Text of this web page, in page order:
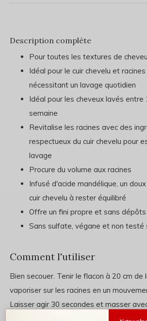
Description complète
Pour toutes les textures de
Idéal pour le cuir chevelu et
nécessitant un lavage quotidien
Idéal pour les cheveux lavés entre
semaine
Revitalise les racines avec des
respectueux du cuir chevelu pour
lavage
Procure du volume aux racines
Infusé d'acide mandélique, un
cuir chevelu à rester équilibré
Offre un fini propre et sans dépôts
Sans sulfate, végane et non testé
Comment l'utiliser
Bien secouer. Tenir le flacon à 20 cm
vaporiser sur les racines en un
Laisser agir 30 secondes et masser
distribuer le produit. Brosser et coiffer